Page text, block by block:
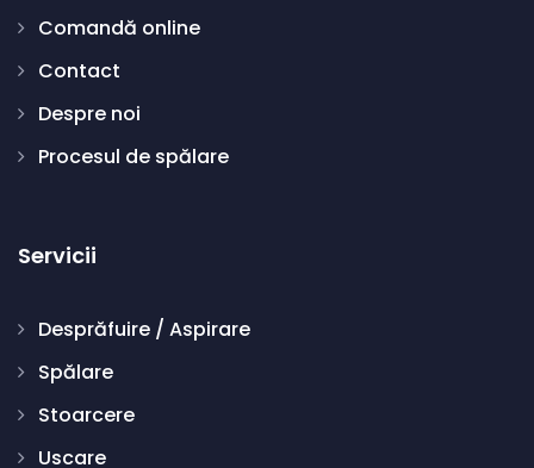
Comandă online
Contact
Despre noi
Procesul de spălare
Servicii
Desprăfuire / Aspirare
Spălare
Stoarcere
Uscare